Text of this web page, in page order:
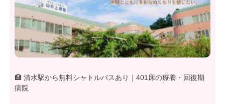
🏥 清水駅から無料シャトルバスあり｜401床の療養・回復期
病院